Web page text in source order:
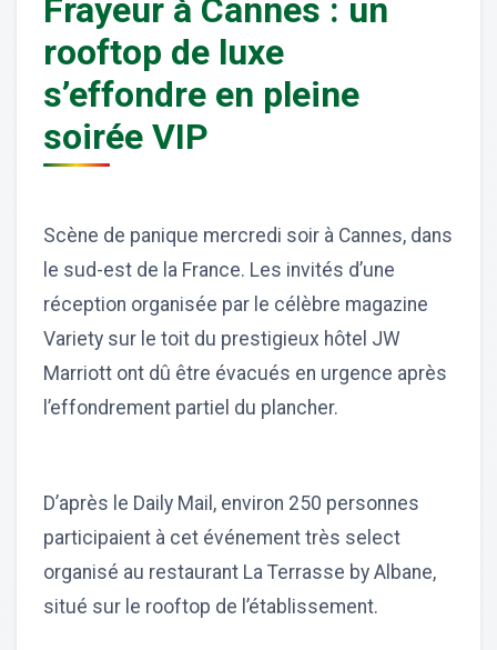
Frayeur à Cannes : un
rooftop de luxe
s’effondre en pleine
soirée VIP
Scène de panique mercredi soir à Cannes, dans
le sud-est de la France. Les invités d’une
réception organisée par le célèbre magazine
Variety sur le toit du prestigieux hôtel JW
Marriott ont dû être évacués en urgence après
l’effondrement partiel du plancher.
D’après le Daily Mail, environ 250 personnes
participaient à cet événement très select
organisé au restaurant La Terrasse by Albane,
situé sur le rooftop de l’établissement.